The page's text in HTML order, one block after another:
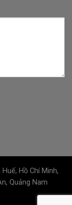
Hồ Chí Minh,
Quảng Nam